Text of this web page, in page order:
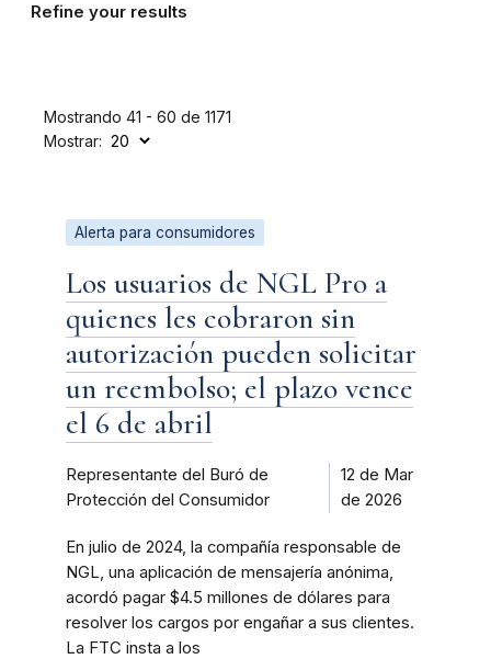
Refine your results
Mostrando 41 - 60 de 1171
Mostrar:
Alerta para consumidores
Los usuarios de NGL Pro a
quienes les cobraron sin
autorización pueden solicitar
un reembolso; el plazo vence
el 6 de abril
Representante del Buró de
Protección del Consumidor
12 de Mar
de 2026
En julio de 2024, la compañía responsable de
NGL, una aplicación de mensajería anónima,
acordó pagar $4.5 millones de dólares para
resolver los cargos por engañar a sus clientes.
La FTC insta a los